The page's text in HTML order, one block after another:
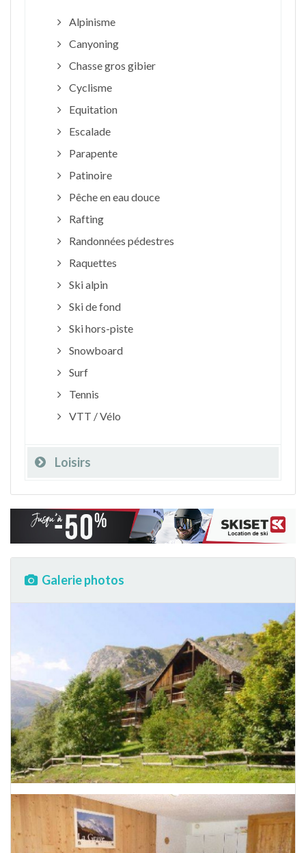
Alpinisme
Canyoning
Chasse gros gibier
Cyclisme
Equitation
Escalade
Parapente
Patinoire
Pêche en eau douce
Rafting
Randonnées pédestres
Raquettes
Ski alpin
Ski de fond
Ski hors-piste
Snowboard
Surf
Tennis
VTT / Vélo
Loisirs
Galerie photos